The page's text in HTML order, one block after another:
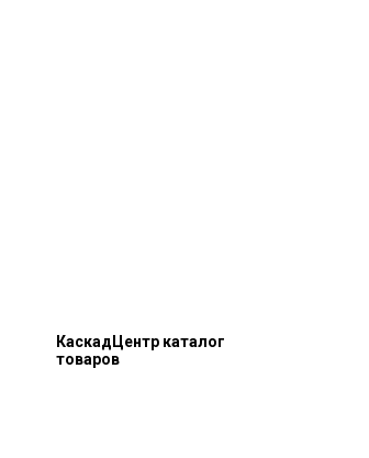
КаскадЦентр каталог
товаров